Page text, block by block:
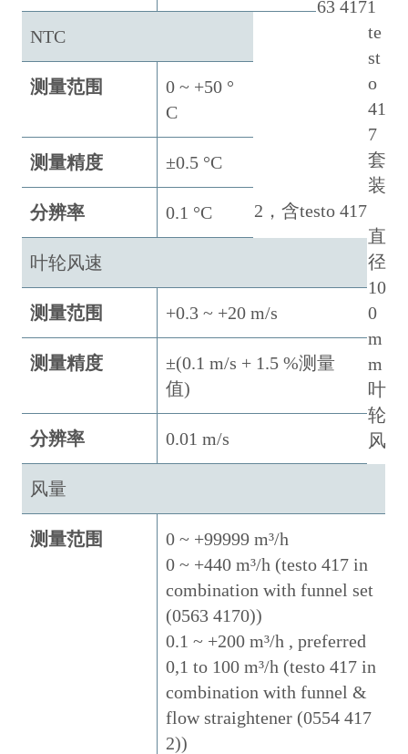
NTC
测量范围
0 ~ +50 °
C
测量精度 ±0.5 °C
分辨率 0.1 °C
叶轮风速
测量范围 +0.3 ~ +20 m/s
测量精度
±(0.1 m/s + 1.5 %测量
值)
分辨率 0.01 m/s
风量
测量范围
0 ~ +99999 m³/h
0 ~ +440 m³/h (testo 417 in
combination with funnel set
(0563 4170))
0.1 ~ +200 m³/h , preferred
0,1 to 100 m³/h (testo 417 in
combination with funnel &
flow straightener (0554 417
2))
63 4171
te
st
o
41
7
套
装
2，含testo 417
直
径
10
0
m
m
叶
轮
风